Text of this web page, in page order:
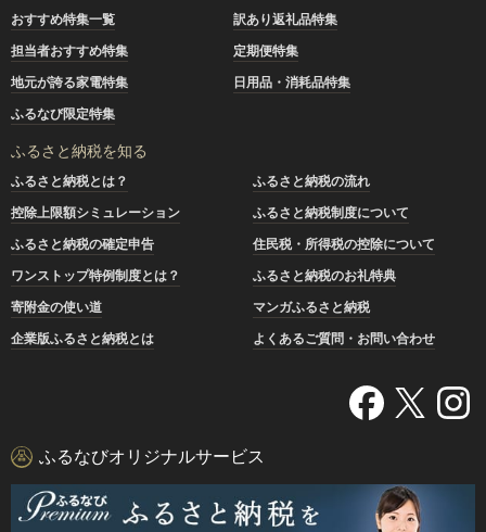
おすすめ特集一覧
訳あり返礼品特集
担当者おすすめ特集
定期便特集
地元が誇る家電特集
日用品・消耗品特集
ふるなび限定特集
ふるさと納税を知る
ふるさと納税とは？
ふるさと納税の流れ
控除上限額シミュレーション
ふるさと納税制度について
ふるさと納税の確定申告
住民税・所得税の控除について
ワンストップ特例制度とは？
ふるさと納税のお礼特典
寄附金の使い道
マンガふるさと納税
企業版ふるさと納税とは
よくあるご質問・お問い合わせ
ふるなびオリジナルサービス